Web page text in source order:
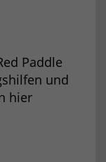
Paddle
und
hier